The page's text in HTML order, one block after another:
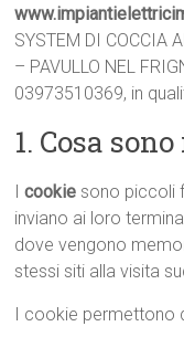
SYSTEM DI COCCIA
– PAVULLO NEL
03973510369, in
1. Cosa
Icookie sono piccoli
inviano ai loro
dove vengono
stessi siti alla visita
I cookie permettono